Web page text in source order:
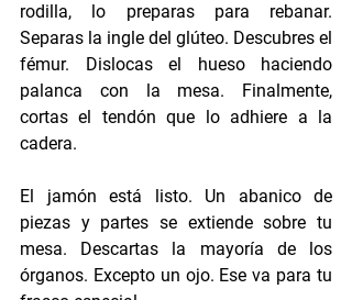
rodilla, lo preparas para rebanar.
Separas la ingle del glúteo. Descubres el
fémur. Dislocas el hueso haciendo
palanca con la mesa. Finalmente,
cortas el tendón que lo adhiere a la
cadera.
El jamón está listo. Un abanico de
piezas y partes se extiende sobre tu
mesa. Descartas la mayoría de los
órganos. Excepto un ojo. Ese va para tu